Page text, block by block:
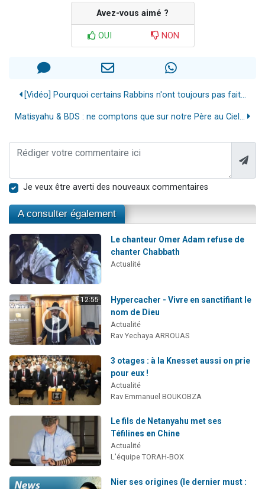
Avez-vous aimé ?
OUI NON
[Vidéo] Pourquoi certains Rabbins n'ont toujours pas fait...
Matisyahu & BDS : ne comptons que sur notre Père au Ciel...
Je veux être averti des nouveaux commentaires
A consulter également
Le chanteur Omer Adam refuse de
chanter Chabbath
Actualité
12:55
Hypercacher - Vivre en sanctifiant le
nom de Dieu
Actualité
Rav Yechaya ARROUAS
3 otages : à la Knesset aussi on prie
pour eux !
Actualité
Rav Emmanuel BOUKOBZA
Le fils de Netanyahu met ses
Téfilines en Chine
Actualité
L'équipe TORAH-BOX
Nier ses origines (le dernier must :